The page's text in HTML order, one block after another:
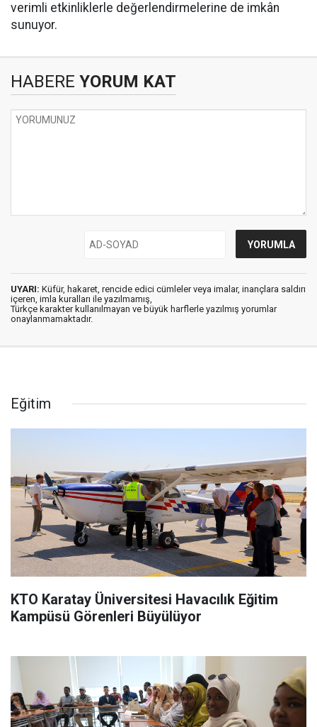
verimli etkinliklerle değerlendirmelerine de imkân
sunuyor.
HABERE YORUM KAT
UYARI: Küfür, hakaret, rencide edici cümleler veya imalar, inançlara saldırı
içeren, imla kuralları ile yazılmamış,
Türkçe karakter kullanılmayan ve büyük harflerle yazılmış yorumlar
onaylanmamaktadır.
Eğitim
KTO Karatay Üniversitesi Havacılık Eğitim
Kampüsü Görenleri Büyülüyor